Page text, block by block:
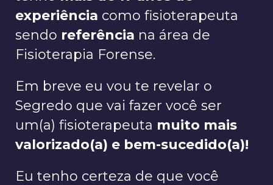
experiência como fisioterapeuta
sendo referência na área de
Fisioterapia Forense.
Em breve eu vou te revelar o
Segredo que vai fazer você ser
um(a) fisioterapeuta muito mais
valorizado(a) e bem-sucedido(a)!
Eu tenho certeza de que você